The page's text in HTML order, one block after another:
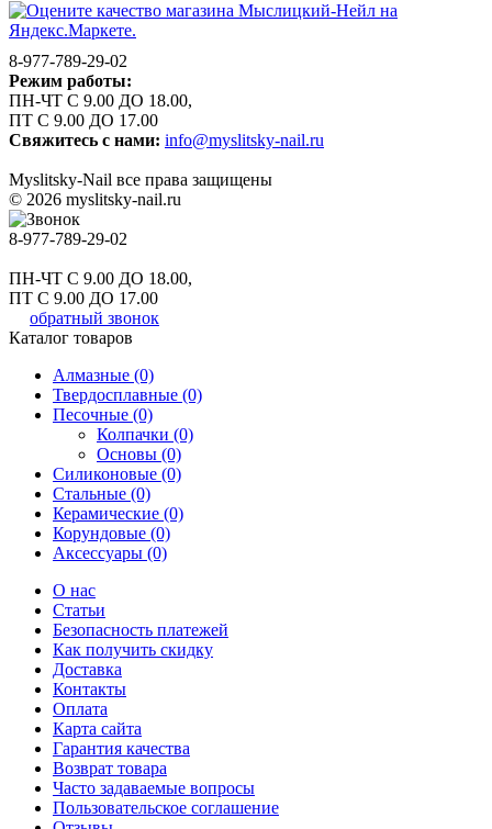
8-977-789-29-02
Режим работы:
ПН-ЧТ С 9.00 ДО 18.00,
ПТ С 9.00 ДО 17.00
Свяжитесь с нами: info@myslitsky-nail.ru
Myslitsky-Nail все права защищены
© 2026 myslitsky-nail.ru
8-977-789-29-02
ПН-ЧТ С 9.00 ДО 18.00,
ПТ С 9.00 ДО 17.00
обратный звонок
Каталог товаров
Алмазные (0)
Твердосплавные (0)
Песочные (0)
Колпачки (0)
Основы (0)
Силиконовые (0)
Стальные (0)
Керамические (0)
Корундовые (0)
Аксессуары (0)
О нас
Статьи
Безопасность платежей
Как получить скидку
Доставка
Контакты
Оплата
Карта сайта
Гарантия качества
Возврат товара
Часто задаваемые вопросы
Пользовательское соглашение